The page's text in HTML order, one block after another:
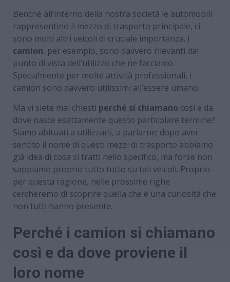
Benché all’interno della nostra società le automobili
rappresentino il mezzo di trasporto principale, ci
sono molti altri veicoli di cruciale importanza. I
camion, per esempio, sono davvero rilevanti dal
punto di vista dell’utilizzo che ne facciamo.
Specialmente per molte attività professionali, i
camion sono davvero utilissimi all’essere umano.
Ma vi siete mai chiesti perché si chiamano così e da
dove nasce esattamente questo particolare termine?
Siamo abituati a utilizzarli, a parlarne; dopo aver
sentito il nome di questi mezzi di trasporto abbiamo
già idea di cosa si tratti nello specifico, ma forse non
sappiamo proprio tutto tutto su tali veicoli. Proprio
per questa ragione, nelle prossime righe
cercheremo di scoprire quella che è una curiosità che
non tutti hanno presente.
Perché i camion si chiamano
così e da dove proviene il
loro nome